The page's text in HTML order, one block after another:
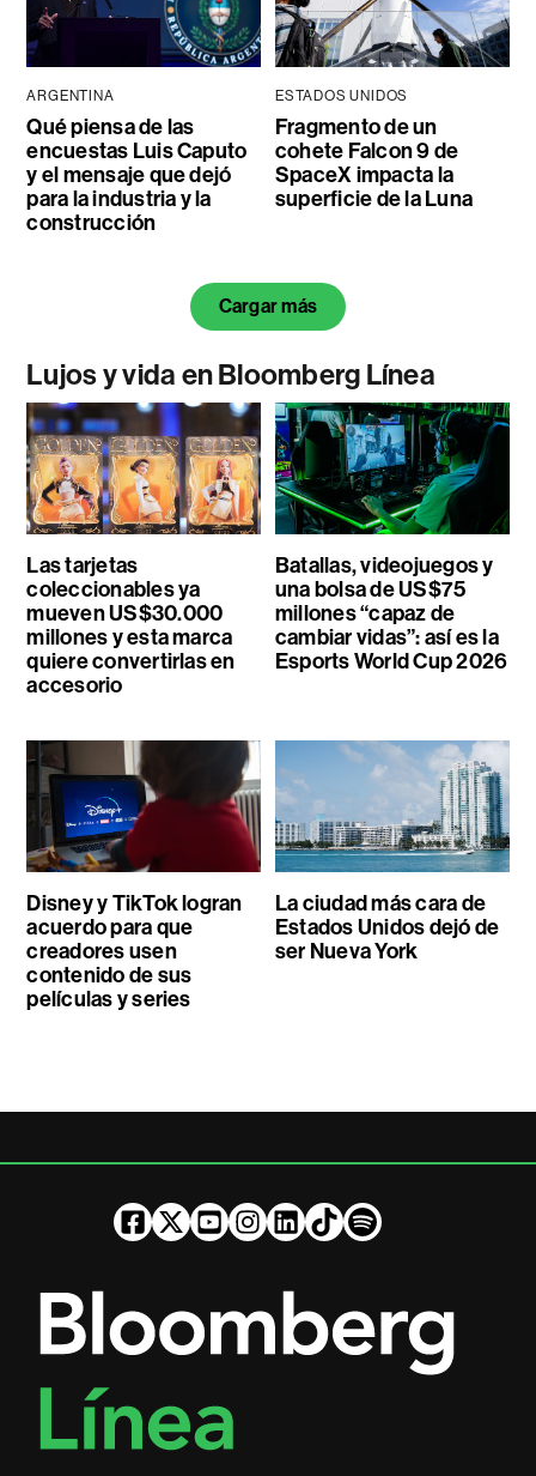
ARGENTINA
Qué piensa de las
encuestas Luis Caputo
y el mensaje que dejó
para la industria y la
construcción
ESTADOS UNIDOS
Fragmento de un
cohete Falcon 9 de
SpaceX impacta la
superficie de la Luna
Cargar más
Lujos y vida en Bloomberg Línea
Las tarjetas
coleccionables ya
mueven US$30.000
millones y esta marca
quiere convertirlas en
accesorio
Batallas, videojuegos y
una bolsa de US$75
millones “capaz de
cambiar vidas”: así es la
Esports World Cup 2026
Disney y TikTok logran
acuerdo para que
creadores usen
contenido de sus
películas y series
La ciudad más cara de
Estados Unidos dejó de
ser Nueva York